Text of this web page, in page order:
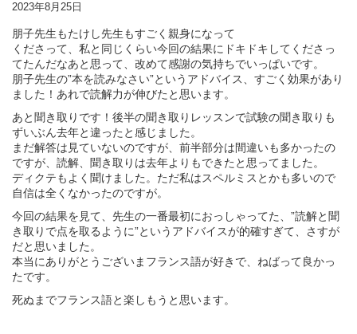
2023年8月25日
朋子先生もたけし先生もすごく親身になって
くださって、私と同じくらい今回の結果にドキドキしてくださっ
てたんだなあと思って、改めて感謝の気持ちでいっぱいです。
朋子先生の”本を読みなさい”というアドバイス、すごく効果があり
ました！あれで読解力が伸びたと思います。
あと聞き取りです！後半の聞き取りレッスンで試験の聞き取りも
ずいぶん去年と違ったと感じました。
まだ解答は見ていないのですが、前半部分は間違いも多かったの
ですが、読解、聞き取りは去年よりもできたと思ってました。
ディクテもよく聞けました。ただ私はスペルミスとかも多いので
自信は全くなかったのですが。
今回の結果を見て、先生の一番最初におっしゃってた、”読解と聞
き取りで点を取るように”というアドバイスが的確すぎて、さすが
だと思いました。
本当にありがとうございまフランス語が好きで、ねばって良かっ
たです。
死ぬまでフランス語と楽しもうと思います。